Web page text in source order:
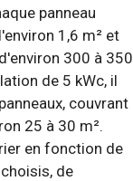
panneau
1,6 m² et
300 à 350
de 5 kWc, il
couvrant
25 à 30 m².
en fonction de
de